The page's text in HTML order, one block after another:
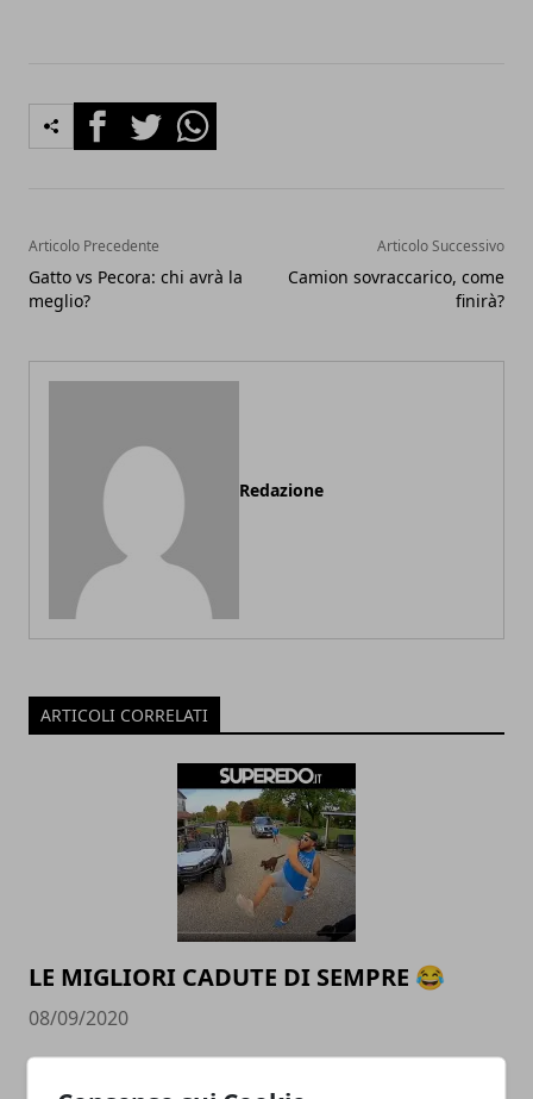
FacebookTwitterWhatsapp
Articolo Precedente
Gatto vs Pecora: chi avrà la
meglio?
Articolo Successivo
Camion sovraccarico, come
finirà?
Redazione
ARTICOLI CORRELATI
LE MIGLIORI CADUTE DI SEMPRE 😂
08/09/2020